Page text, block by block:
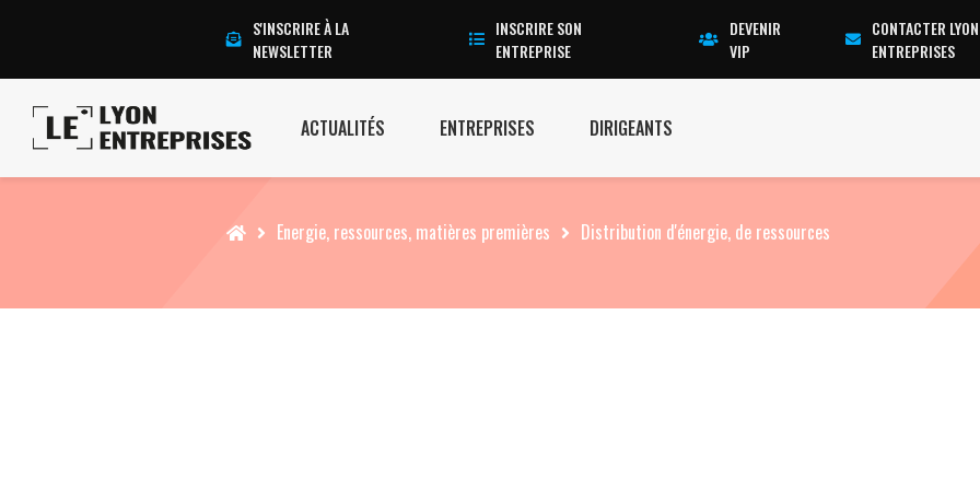
S'INSCRIRE À LA
NEWSLETTER
INSCRIRE SON
ENTREPRISE
DEVENIR
VIP
CONTACTER LYON
ENTREPRISES
ACTUALITÉS ENTREPRISES DIRIGEANTS
Accueil Energie, ressources, matières premières Distribution d'énergie, de ressources